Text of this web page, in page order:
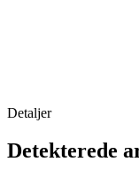
Detaljer
Detekterede